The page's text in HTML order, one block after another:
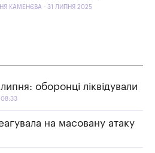
КАМЕНЄВА - 31 ЛИПНЯ 2025
оборонці ліквідували
08:33
на масовану атаку